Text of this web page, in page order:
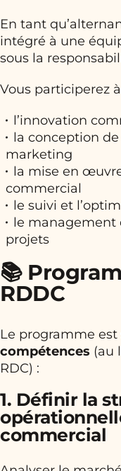
En tant
intégré à une
sous la
Vous participerez
l’innovation
la conception
marketing
la mise en
commercial
le suivi et
le management
projets
📚
RDDC
Le programme
compétences (au
RDC) :
1. Définir la
commercial